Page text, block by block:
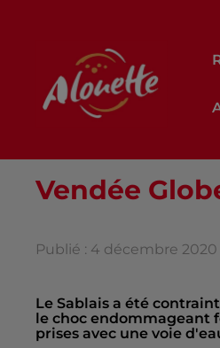
Vendée
Publié : 4 décembre
Le Sablais a été
le choc endommageant
prises avec une voie